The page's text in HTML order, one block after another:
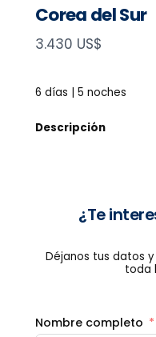
Corea del Sur
N
w
3.430 US$
6 días | 5 noches
Descripción
¿Te
Déjanos tus datos
toda
Nombre completo